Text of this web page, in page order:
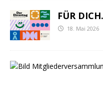
FÜR
18. Mai 2026